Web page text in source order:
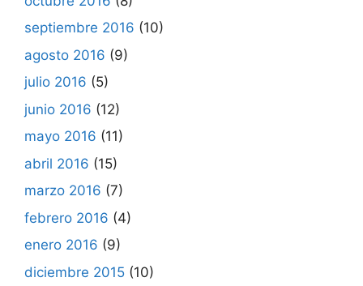
septiembre 2016 (10)
agosto 2016 (9)
julio 2016 (5)
junio 2016 (12)
mayo 2016 (11)
abril 2016 (15)
marzo 2016 (7)
febrero 2016 (4)
enero 2016 (9)
diciembre 2015 (10)